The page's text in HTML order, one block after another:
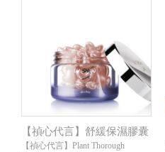
【禎心代言】舒緩保濕膠囊
【禎心代言】Plant Thorough